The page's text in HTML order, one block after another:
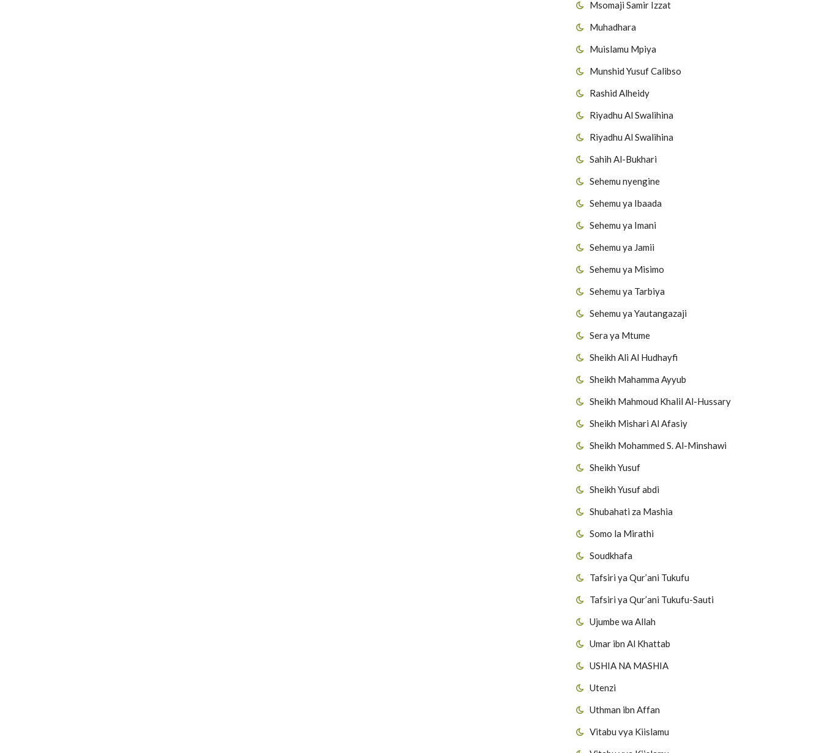
Msomaji Samir Izzat
Muhadhara
Muislamu Mpiya
Munshid Yusuf Calibso
Rashid Alheidy
Riyadhu Al Swalihina
Riyadhu Al Swalihina
Sahih Al-Bukhari
Sehemu nyengine
Sehemu ya Ibaada
Sehemu ya Imani
Sehemu ya Jamii
Sehemu ya Misimo
Sehemu ya Tarbiya
Sehemu ya Yautangazaji
Sera ya Mtume
Sheikh Ali Al Hudhayfi
Sheikh Mahamma Ayyub
Sheikh Mahmoud Khalil Al-Hussary
Sheikh Mishari Al Afasiy
Sheikh Mohammed S. Al-Minshawi
Sheikh Yusuf
Sheikh Yusuf abdi
Shubahati za Mashia
Somo la Mirathi
Soudkhafa
Tafsiri ya Qur’ani Tukufu
Tafsiri ya Qur’ani Tukufu-Sauti
Ujumbe wa Allah
Umar ibn Al Khattab
USHIA NA MASHIA
Utenzi
Uthman ibn Affan
Vitabu vya Kiislamu